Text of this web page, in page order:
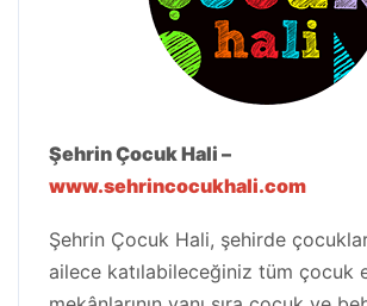
Şehrin Çocuk Hali –
www.sehrincocukhali.com
Şehrin Çocuk Hali, şehirde
ailece katılabileceğiniz tüm çocuk